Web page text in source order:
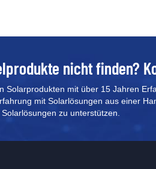
nicht finden?
Solarprodukten mit über 15 Jahren
mit Solarlösungen aus einer
zu unterstützen.